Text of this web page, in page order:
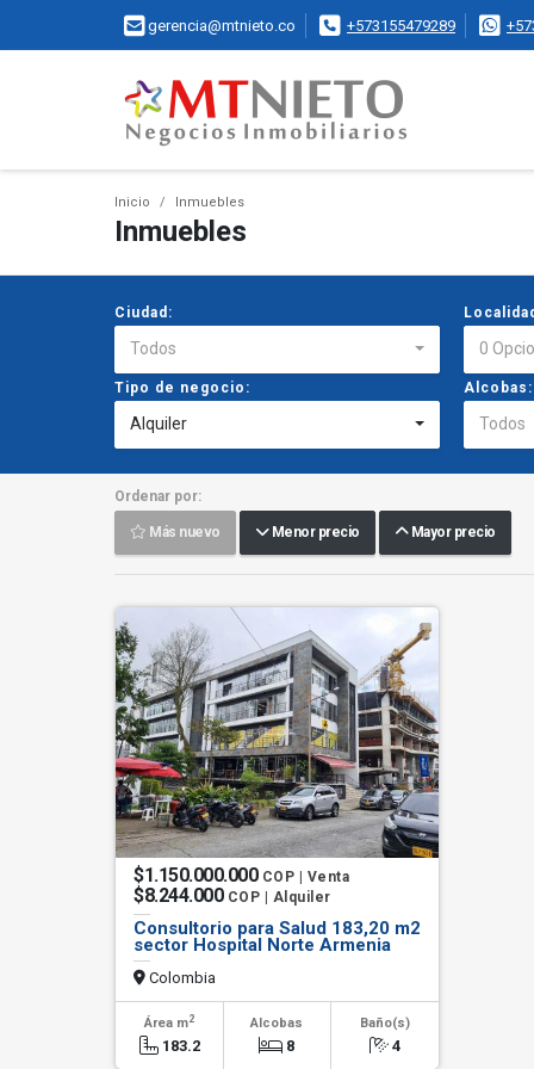
gerencia@mtnieto.co +573155479289
Inicio Inmuebles
Inmuebles
Ciudad:
Todos 0
Tipo de negocio:
Alquiler
Alcobas:
Todos
Ordenar por:
Más nuevo Menor precio Mayor precio
$1.150.000.000 COP | Venta
$8.244.000 COP | Alquiler
Consultorio para Salud 183,20 m2
sector Hospital Norte Armenia
Colombia
Área m2
183.2
Alcobas
8
Baño(s)
4